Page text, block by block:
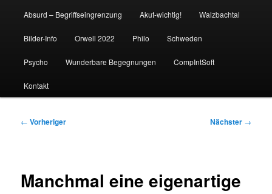
Absurd – Begriffseingrenzung Akut-wichtig! Walzbachtal
Bilder-Info Orwell 2022 Philo Schweden
Psycho Wunderbare Begegnungen CompIntSoft
Kontakt
Beitragsnavigation
← Vorheriger Nächster →
Manchmal eine eigenartige